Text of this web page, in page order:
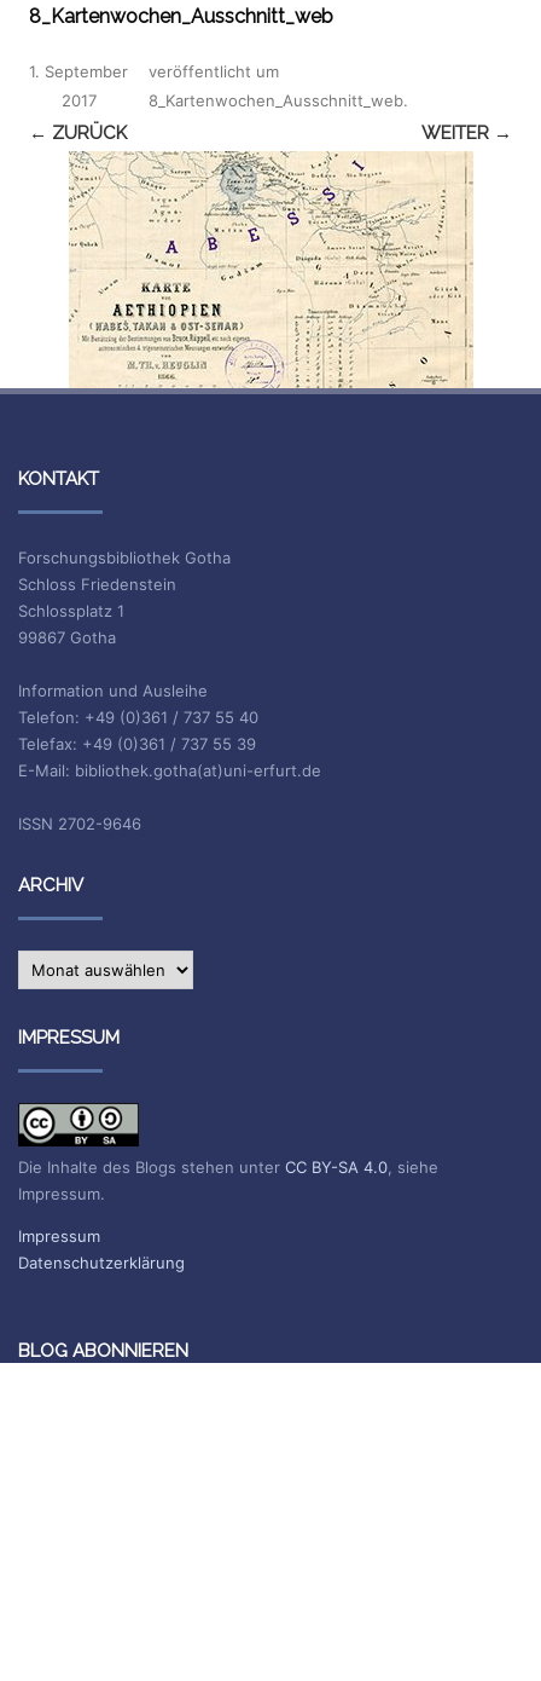
8_Kartenwochen_Ausschnitt_web
veröffentlicht
1. September
2017
um
8_Kartenwochen_Ausschnitt_web.
← ZURÜCK WEITER →
KONTAKT
Forschungsbibliothek Gotha
Schloss Friedenstein
Schlossplatz 1
99867 Gotha
Information und Ausleihe
Telefon: +49 (0)361 / 737 55 40
Telefax: +49 (0)361 / 737 55 39
E-Mail: bibliothek.gotha(at)uni-erfurt.de
ISSN 2702-9646
ARCHIV
Archiv
IMPRESSUM
Die Inhalte des Blogs stehen unter CC BY-SA 4.0 , siehe
Impressum.
Impressum
Datenschutzerklärung
BLOG ABONNIEREN